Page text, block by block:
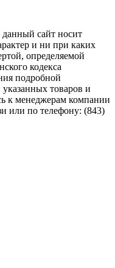
сайт носит
и ни при каких
определяемой
кодекса
подробной
товаров и
к менеджерам компании
или по телефону: (843)